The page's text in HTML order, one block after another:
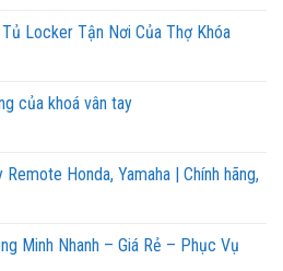
Locker Tận Nơi Của Thợ Khóa
của khoá vân tay
Honda, Yamaha | Chính hãng,
Minh Nhanh – Giá Rẻ – Phục Vụ